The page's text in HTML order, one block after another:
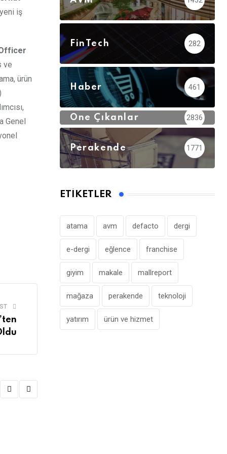
iş
ve
ürün
Genel
FinTech 282
Haber 461
Öne Çıkanlar 2836
Perakende 1771
ETIKETLER
atama avm defacto dergi
e-dergi eğlence franchise
giyim makale mallreport
mağaza perakende teknoloji
yatırım ürün ve hizmet